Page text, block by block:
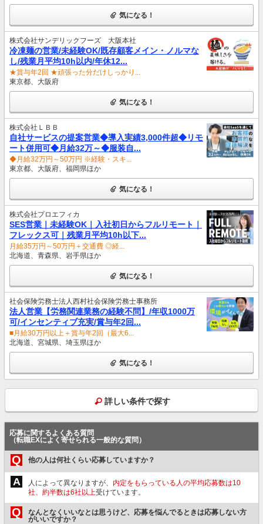
気になる！
株式会社サンデリックフーズ 大阪本社
冷凍麺の営業/未経験OK/既存顧客メイン・ノルマな
し/残業月平均10h以内/年休12...
★賞与年2回 ★頑張った分だけしっかり...
東京都、大阪府
気になる！
株式会社ＬＢＢ
自社サービスの提案営業◆導入実績3,000件超◆リモ
ート併用可◆月給32万～◆服装自...
◆月給32万円～50万円 ※経験・スキ...
東京都、大阪府、福岡県ほか
気になる！
株式会社プロエフィカ
SES営業｜未経験OK｜入社初日からフルリモート｜
フレックス可｜残業月平均10h以下...
月給35万円～50万円＋交通費 ◎経...
北海道、青森県、岩手県ほか
気になる！
社会保険労務士法人西村社会保険労務士事務所
法人営業【労務関連業務の経験不問】/年収1000万
可/インセンティブ充実/賞与年2回...
■月給30万円以上＋賞与年2回（最大6...
北海道、宮城県、埼玉県ほか
気になる！
詳しい条件で探す
応募に関するよくある質問
（転職EXによく寄せられる一般的な質問）
Q 他の人は何社くらい応募していますか？
A 人によって異なりますが、 内定をもらっている人の平均応募数は10
社、約半数は6社以上受けています。
Q
なんとなくいいなとは思うけど、応募を悩んでるときは応募しない方
がいいですか？